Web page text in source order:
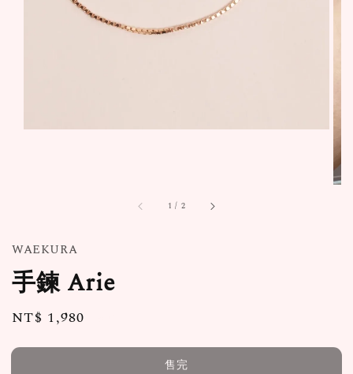
1 / 2
WAEKURA
手鍊 Arie
Regular
NT$ 1,980
售完